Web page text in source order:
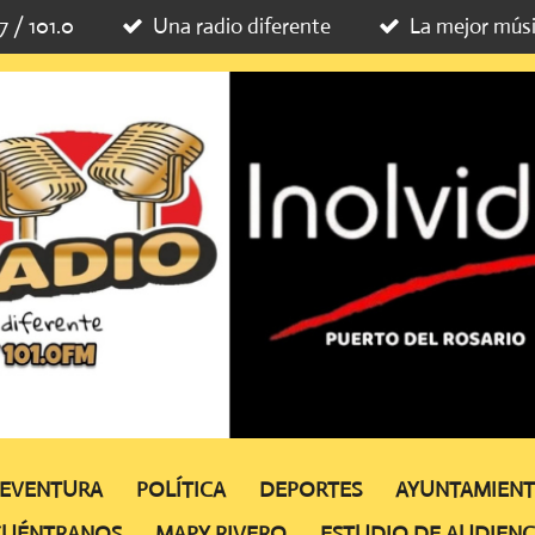
/ 101.0 Una radio diferente La mejor
POLÍTICA DEPORTES